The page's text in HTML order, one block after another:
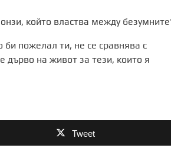
който властва между
пожелал ти, не се сравнява с
дърво на живот за тези, които я
Tweet